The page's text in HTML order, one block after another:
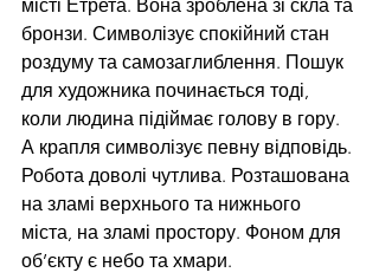
місті Етрета. Вона зроблена зі скла та
бронзи. Символізує спокійний стан
роздуму та самозаглиблення. Пошук
для художника починається тоді,
коли людина підіймає голову в гору.
А крапля символізує певну відповідь.
Робота доволі чутлива. Розташована
на зламі верхнього та нижнього
міста, на зламі простору. Фоном для
об’єкту є небо та хмари.